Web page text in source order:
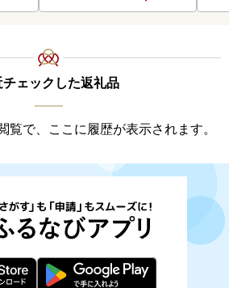
取
チェックした返礼品
覧で、ここに履歴が表示されます。